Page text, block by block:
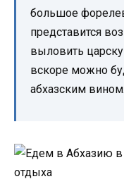
большое
представится
выловить
вскоре можно
абхазским вином.